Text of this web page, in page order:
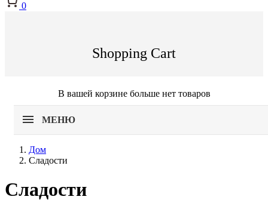
0
Shopping Cart
В вашей корзине больше нет товаров
МЕНЮ
Дом
Сладости
Сладости